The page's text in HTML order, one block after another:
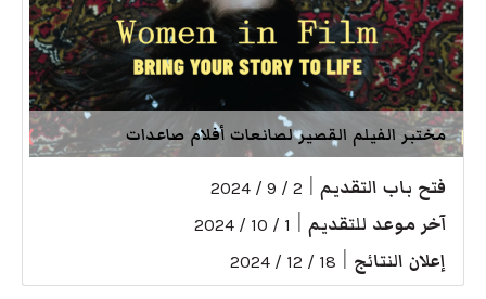
مختبر الفيلم القصير لصانعات أفلام صاعدات
فتح باب التقديم 2 / 9 / 2024
آخر موعد للتقديم 1 / 10 / 2024
إعلان النتائج 18 / 12 / 2024